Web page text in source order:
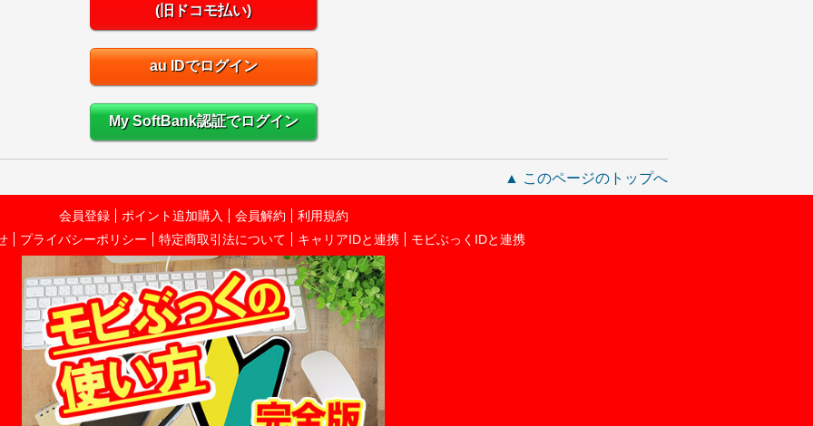
(旧ドコモ払い)
au IDでログイン
My SoftBank認証でログイン
▲ このページのトップへ
会員登録 ポイント追加購入 会員解約
利用規約
プライバシーポリシー 特定商取引法について キャリアIDと連携 モビぶっくIDと連携